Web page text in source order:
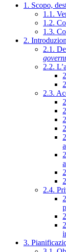
1. Scopo,
1.1.
1.2.
1.3.
2.
2.1.
2.2.
2.3.
2.4.
3.